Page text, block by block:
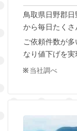
鳥取県日野郡
から毎日たくさ
ご依頼件数が
なり値下げを実
当社調べ